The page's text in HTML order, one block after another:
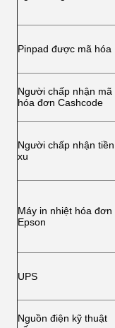
Pinpad được mã hóa
Người chấp nhận mã
hóa đơn Cashcode
Người chấp nhận tiền
xu
Máy in nhiệt hóa đơn
Epson
UPS
Nguồn điện kỹ thuật